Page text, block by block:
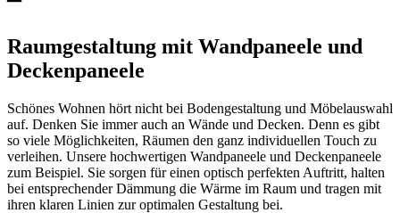
Raumgestaltung mit Wandpaneele und
Deckenpaneele
Schönes Wohnen hört nicht bei Bodengestaltung und Möbelauswahl
auf. Denken Sie immer auch an Wände und Decken. Denn es gibt
so viele Möglichkeiten, Räumen den ganz individuellen Touch zu
verleihen. Unsere hochwertigen Wandpaneele und Deckenpaneele
zum Beispiel. Sie sorgen für einen optisch perfekten Auftritt, halten
bei entsprechender Dämmung die Wärme im Raum und tragen mit
ihren klaren Linien zur optimalen Gestaltung bei.